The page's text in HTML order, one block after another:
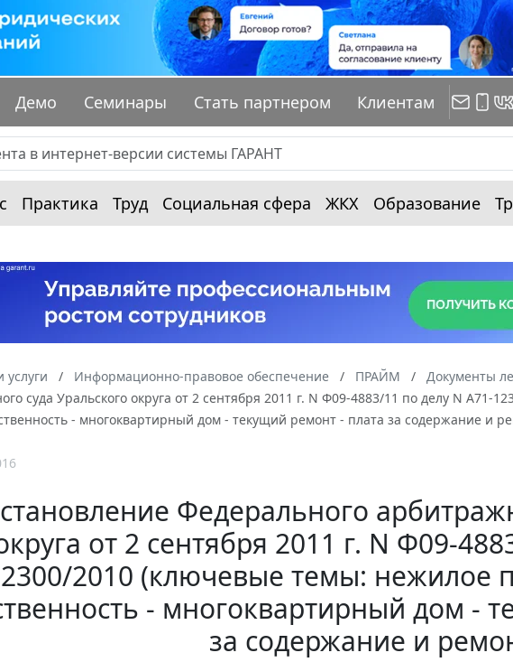
Демо Семинары Стать партнером Клиентам
Практика Труд Социальная сфера ЖКХ Образование
услуги Информационно-правовое обеспечение ПРАЙМ Документы
суда Уральского округа от 2 сентября 2011 г. N Ф09-4883/11 по делу N
- многоквартирный дом - текущий ремонт - плата за содержание и
Федерального
от 2 сентября 2011 г. N Ф09-
2010 (ключевые темы:
- многоквартирный дом -
за содержание и